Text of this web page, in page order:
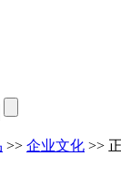
>> 企业文化 >>